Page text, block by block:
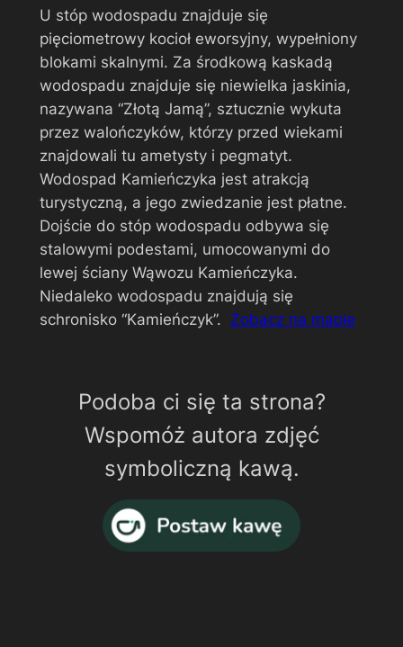
U stóp wodospadu znajduje się
pięciometrowy kocioł eworsyjny, wypełniony
blokami skalnymi. Za środkową kaskadą
wodospadu znajduje się niewielka jaskinia,
nazywana “Złotą Jamą”, sztucznie wykuta
przez walończyków, którzy przed wiekami
znajdowali tu ametysty i pegmatyt.
Wodospad Kamieńczyka jest atrakcją
turystyczną, a jego zwiedzanie jest płatne.
Dojście do stóp wodospadu odbywa się
stalowymi podestami, umocowanymi do
lewej ściany Wąwozu Kamieńczyka.
Niedaleko wodospadu znajdują się
schronisko “Kamieńczyk”. Zobacz na mapie
Podoba ci się ta strona?
Wspomóż autora zdjęć
symboliczną kawą.